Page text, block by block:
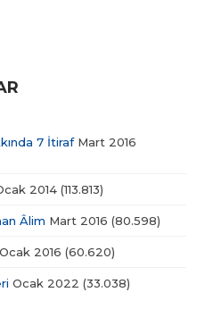
7 İtirafMart 2016
2014 (113.813)
Âlim Mart 2016 (80.598)
Ocak 2016 (60.620)
Ocak 2022 (33.038)